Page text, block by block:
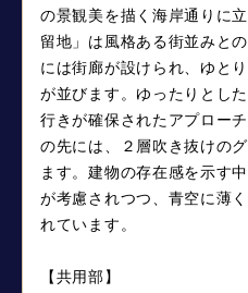
の景観美を描く海岸通りに
留地」は風格ある街並みと
には街廊が設けられ、ゆと
が並びます。ゆったりとし
行きが確保されたアプロー
の先には、２層吹き抜けの
ます。建物の存在感を示す
が考慮されつつ、青空に薄
れています。
【共用部】